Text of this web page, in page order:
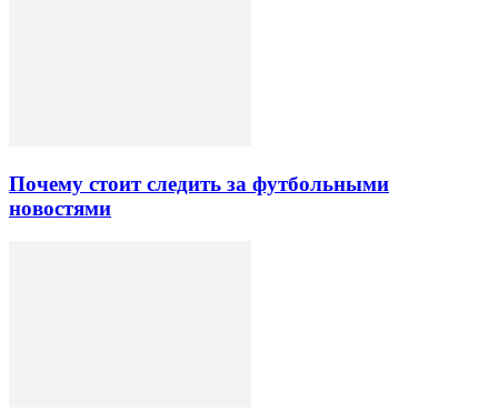
Почему стоит следить за футбольными
новостями